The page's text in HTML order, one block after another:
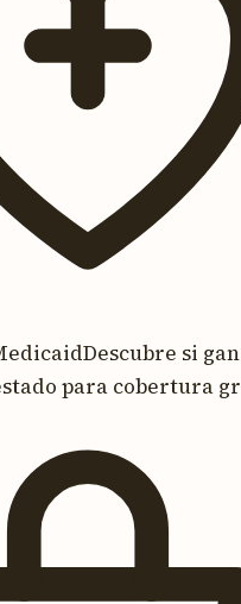
Descubre si
para cobertura